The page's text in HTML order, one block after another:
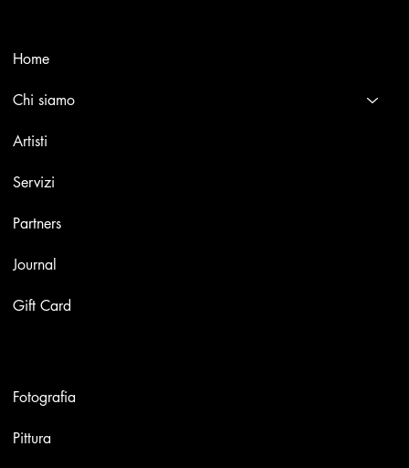
Home
Chi siamo
Artisti
Servizi
Partners
Journal
Gift Card
Fotografia
Pittura